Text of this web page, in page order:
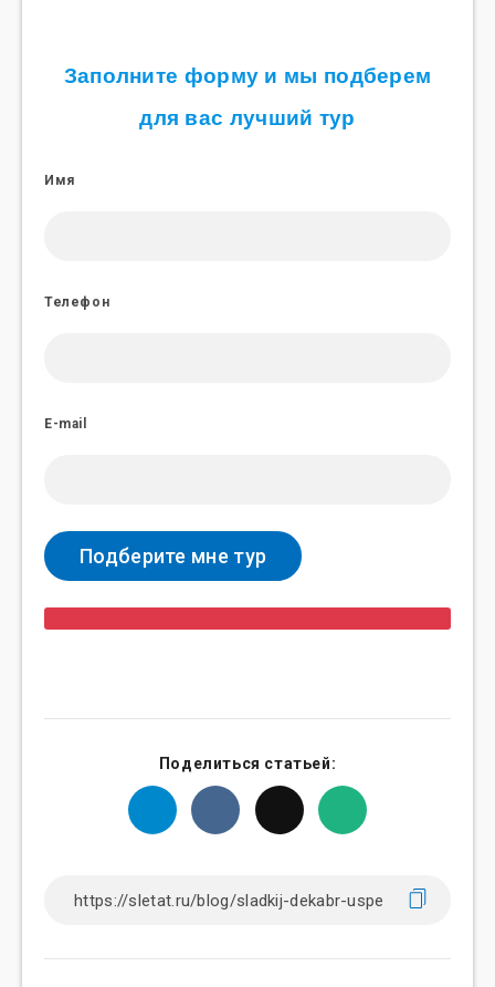
Заполните форму и мы подберем
для вас лучший тур
Имя
Телефон
E-mail
Поделиться статьей: